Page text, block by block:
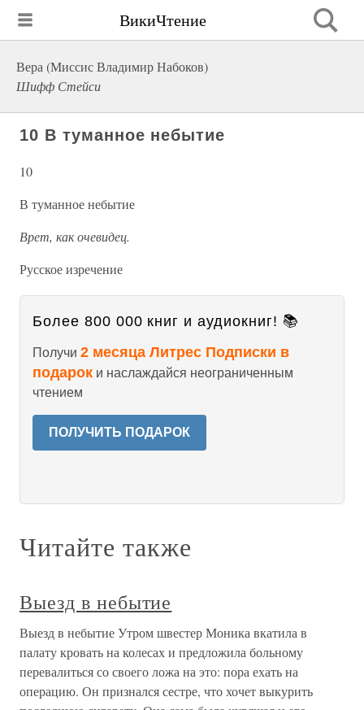
ВикиЧтение
Вера (Миссис Владимир Набоков)
Шифф Стейси
10 В туманное небытие
10
В туманное небытие
Врет, как очевидец.
Русское изречение
Более 800 000 книг и аудиокниг! 📚
Получи 2 месяца Литрес Подписки в
подарок и наслаждайся неограниченным
чтением
ПОЛУЧИТЬ ПОДАРОК
Читайте также
Выезд в небытие
Выезд в небытие Утром швестер Моника вкатила в
палату кровать на колесах и предложила больному
перевалиться со своего ложа на это: пора ехать на
операцию. Он признался сестре, что хочет выкурить